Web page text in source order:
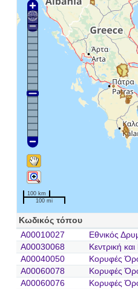
100 km
100 mi
Κωδικός τόπου
A00010027
Εθνικός
A00030068
Κεντρική
A00040050
Κορυφές
A00060078
Κορυφές
A00060076
Κορυφές